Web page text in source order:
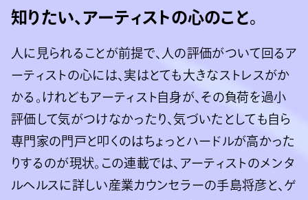
知りたい、アーティストの心のこと。
人に見られることが前提で、人の評価がついて回るア
ーティストの心には、実はとても大きなストレスがか
かる。けれどもアーティスト自身が、その負荷を過小
評価して気がつけなかったり、気づいたとしても自ら
専門家の門戸と叩くのはちょっとハードルが高かった
りするのが現状。この連載では、アーティストのメンタ
ルヘルスに詳しい産業カウンセラーの手島将彦と、ゲ